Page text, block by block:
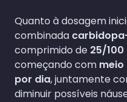
Quanto à dosagem
combinada
comprimido de 25/
começando com
por dia, juntamente
diminuir possíveis